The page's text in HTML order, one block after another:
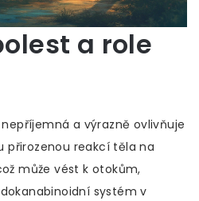
a role
a výrazně ovlivňuje
přirozenou reakcí těla na
může vést k otokům,
systém v